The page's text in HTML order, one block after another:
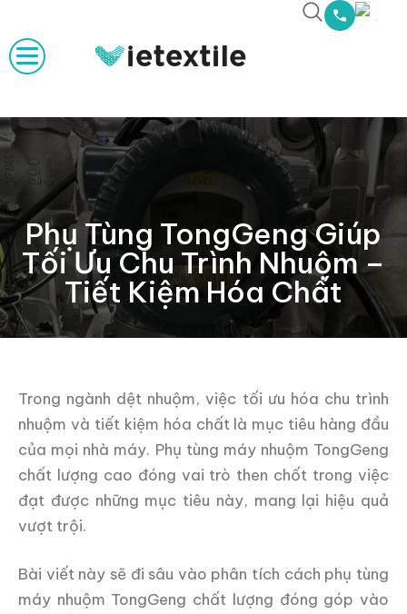
Phụ Tùng TongGeng Giúp
Tối Ưu Chu Trình Nhuộm –
Tiết Kiệm Hóa Chất
Trong ngành dệt nhuộm, việc tối ưu hóa chu trình
nhuộm và tiết kiệm hóa chất là mục tiêu hàng đầu
của mọi nhà máy. Phụ tùng máy nhuộm TongGeng
chất lượng cao đóng vai trò then chốt trong việc
đạt được những mục tiêu này, mang lại hiệu quả
vượt trội.
Bài viết này sẽ đi sâu vào phân tích cách phụ tùng
máy nhuộm TongGeng chất lượng đóng góp vào